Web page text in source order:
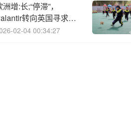
洲增:长;“停滞”，
转向英国寻求国
订单02-04 00:34:27